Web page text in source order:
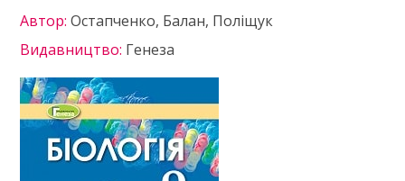
Автор:Остапченко, Балан, Поліщук
Видавництво: Генеза